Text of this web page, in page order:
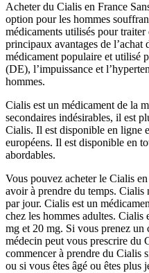
Acheter du Cialis en France
option pour les hommes
médicaments utilisés pour traiter
principaux avantages de
médicament populaire et utilisé
(DE), l’impuissance et
hommes.
Cialis est un médicament de la
secondaires indésirables, il est
Cialis. Il est disponible en ligne
européens. Il est disponible en
abordables.
Vous pouvez acheter le Cialis
avoir à prendre du temps. Cialis
par jour. Cialis est un
chez les hommes adultes.
mg et 20 mg. Si vous prenez
médecin peut vous prescrire du
commencer à prendre du Cialis
ou si vous êtes âgé ou êtes plus